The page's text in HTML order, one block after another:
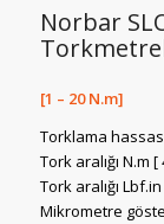
Norbar
[1 – 20 N.m]
Torklama
Tork aralığı N.m [
Tork aralığı
Mikrometre